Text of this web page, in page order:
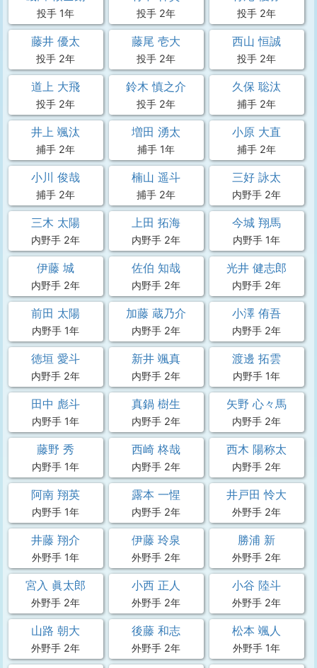
投手 1年 投手 2年 投手 2年
藤井 優太
投手 2年
藤尾 壱大
投手 2年
西山 恒誠
投手 2年
道上 大飛
投手 2年
鈴木 慎之介
投手 2年
久保 聡汰
捕手 2年
井上 颯汰
捕手 2年
増田 湧太
捕手 1年
小原 大直
捕手 2年
小川 俊哉
捕手 2年
楠山 遥斗
捕手 2年
三好 詠太
内野手 2年
三木 太陽
内野手 2年
上田 拓海
内野手 2年
今城 翔馬
内野手 1年
伊藤 城
内野手 2年
佐伯 知哉
内野手 2年
光井 健志郎
内野手 2年
前田 太陽
内野手 1年
加藤 蔵乃介
内野手 2年
小澤 侑吾
内野手 2年
徳垣 愛斗
内野手 2年
新井 颯真
内野手 2年
渡邊 拓雲
内野手 1年
田中 彪斗
内野手 1年
真鍋 樹生
内野手 2年
矢野 心々馬
内野手 2年
藤野 秀
内野手 1年
西崎 柊哉
内野手 2年
西木 陽称太
内野手 2年
阿南 翔英
内野手 1年
露本 一惺
内野手 2年
井戸田 怜大
外野手 2年
井藤 翔介
外野手 1年
伊藤 玲泉
外野手 2年
勝浦 新
外野手 2年
宮入 眞太郎
外野手 2年
小西 正人
外野手 2年
小谷 陸斗
外野手 2年
山路 朝大
外野手 2年
後藤 和志
外野手 2年
松本 颯人
外野手 1年